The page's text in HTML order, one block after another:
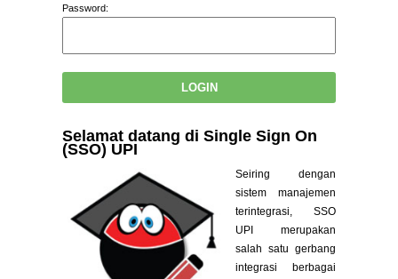
Password:
Selamat datang di Single Sign On
(SSO) UPI
Seiring dengan
sistem manajemen
terintegrasi, SSO
UPI merupakan
salah satu gerbang
integrasi berbagai